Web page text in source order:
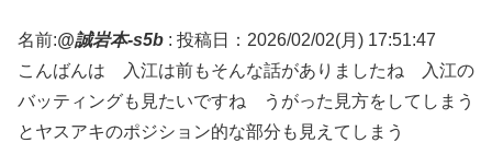
名前:@誠岩本-s5b : 投稿日：2026/02/02(月) 17:51:47
こんばんは 入江は前もそんな話がありましたね 入江の
バッティングも見たいですね うがった見方をしてしまう
とヤスアキのポジション的な部分も見えてしまう